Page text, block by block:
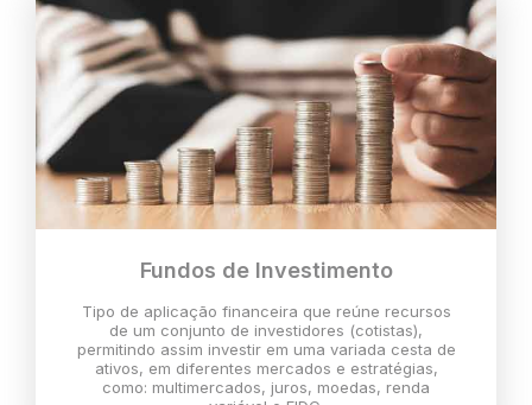
Fundos de Investimento
Tipo de aplicação financeira que reúne recursos
de um conjunto de investidores (cotistas),
permitindo assim investir em uma variada cesta de
ativos, em diferentes mercados e estratégias,
como: multimercados, juros, moedas, renda